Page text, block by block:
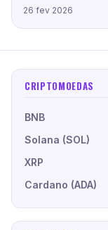
26 fev 2026
CRIPTOMOEDAS
BNB
Solana (SOL)
XRP
Cardano (ADA)